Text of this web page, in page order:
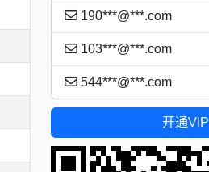
190***@***.com
103***@***.com
544***@***.com
开通VIP